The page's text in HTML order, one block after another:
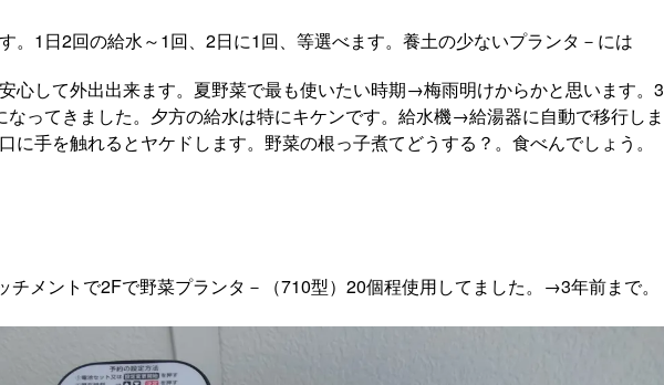
。1日2回の給水～1回、2日に1回、等選べます。養土の少ないプランタ－には
心して外出出来ます。夏野菜で最も使いたい時期→梅雨明けからかと思います。3
なってきました。夕方の給水は特にキケンです。給水機→給湯器に自動で移行しま
に手を触れるとヤケドします。野菜の根っ子煮てどうする？。食べんでしょう。
メントで2Fで野菜プランタ－（710型）20個程使用してました。→3年前まで。